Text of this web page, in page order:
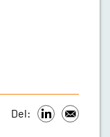
Del: